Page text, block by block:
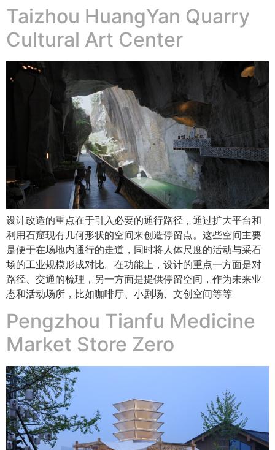
Taizhou HuangYan Quarry
Cultural Art Center
设计改造的重点在于引入必要的通行路径，通过扩大平台和
利用石窟现有几何形状的空间来创造停留点。这些空间主要
是便于在场地内通行的走道，同时将人体尺度的活动与采石
场的工业规模形成对比。在功能上，设计的重点一方面是对
路径、交通的梳理，另一方面是提供停留空间，作为未来业
态和活动场所，比如咖啡厅、小剧场、文创空间等等
Pengzhou Tianfu Medicine
Market Store Zero